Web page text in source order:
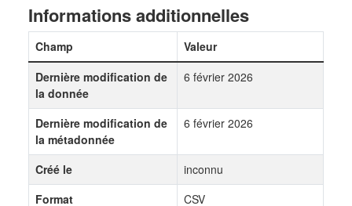
Informations additionnelles
Champ
Valeur
Dernière modification de
la donnée
6 février 2026
Dernière modification de
la métadonnée
6 février 2026
Créé le
inconnu
Format
CSV